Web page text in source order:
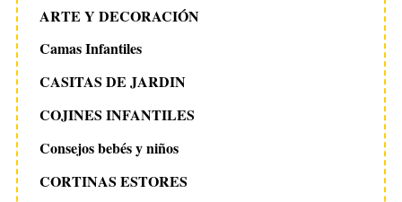
ARTE Y DECORACIÓN
Camas Infantiles
CASITAS DE JARDIN
COJINES INFANTILES
Consejos bebés y niños
CORTINAS ESTORES